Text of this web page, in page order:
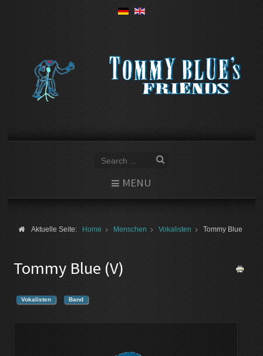
MENU
Aktuelle Seite:Home Menschen Vokalisten Tommy Blue
Tommy Blue (V)
Vokalisten Band